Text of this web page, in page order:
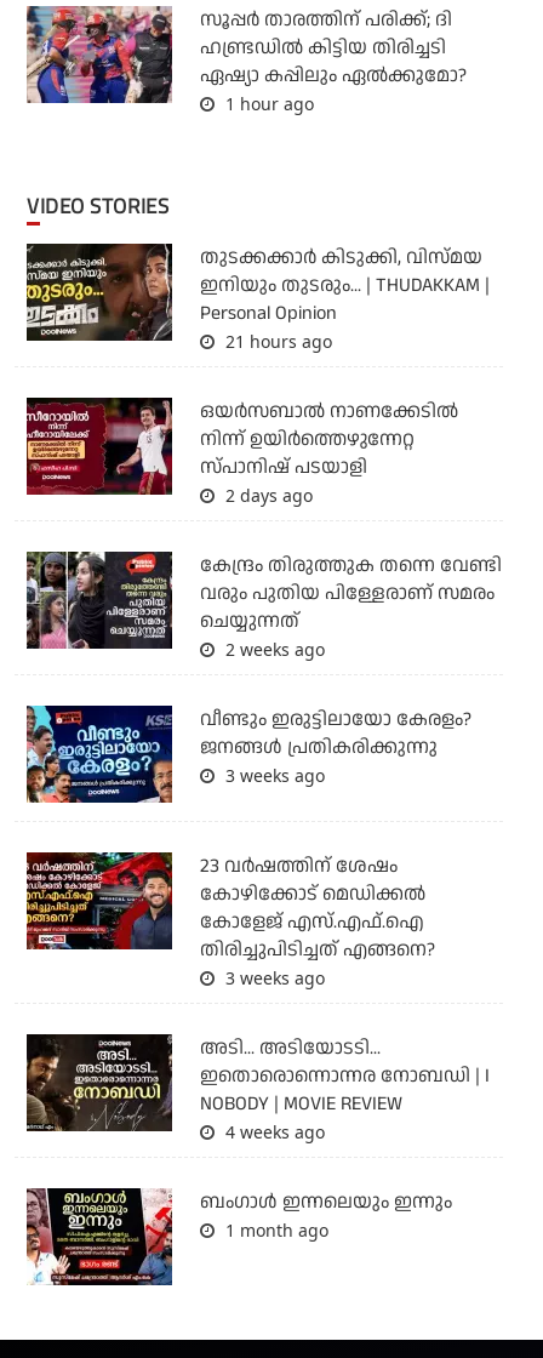
സൂപ്പര്‍ താരത്തിന് പരിക്ക്; ദി
ഹണ്ട്രഡില്‍ കിട്ടിയ തിരിച്ചടി
ഏഷ്യാ കപ്പിലും ഏല്‍ക്കുമോ?
1 hour ago
VIDEO STORIES
തുടക്കക്കാര്‍ കിടുക്കി, വിസ്മയ
ഇനിയും തുടരും... | THUDAKKAM |
Personal Opinion
21 hours ago
ഒയര്‍സബാൽ നാണക്കേടിൽ
നിന്ന് ഉയിർത്തെഴുന്നേറ്റ
സ്പാനിഷ് പടയാളി
2 days ago
കേന്ദ്രം തിരുത്തുക തന്നെ വേണ്ടി
വരും പുതിയ പിള്ളേരാണ് സമരം
ചെയ്യുന്നത്
2 weeks ago
വീണ്ടും ഇരുട്ടിലായോ കേരളം?
ജനങ്ങൾ പ്രതികരിക്കുന്നു
3 weeks ago
23 വർഷത്തിന് ശേഷം
കോഴിക്കോട് മെഡിക്കൽ
കോളേജ് എസ്.എഫ്.ഐ
തിരിച്ചുപിടിച്ചത് എങ്ങനെ?
3 weeks ago
അടി... അടിയോടടി...
ഇതൊരൊന്നൊന്നര നോബഡി | I
NOBODY | MOVIE REVIEW
4 weeks ago
ബംഗാള്‍ ഇന്നലെയും ഇന്നും
1 month ago